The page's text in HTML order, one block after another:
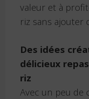
valeur et à
riz sans ajouter
Des idées
délicieux
riz
Avec un peu de